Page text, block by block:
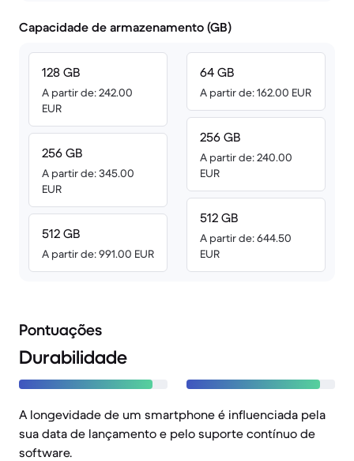
Capacidade de armazenamento (GB)
128 GB
A partir de: 242.00
EUR
256 GB
A partir de: 345.00
EUR
512 GB
A partir de: 991.00 EUR
64 GB
A partir de: 162.00 EUR
256 GB
A partir de: 240.00
EUR
512 GB
A partir de: 644.50
EUR
Pontuações
Durabilidade
A longevidade de um smartphone é influenciada pela
sua data de lançamento e pelo suporte contínuo de
software.